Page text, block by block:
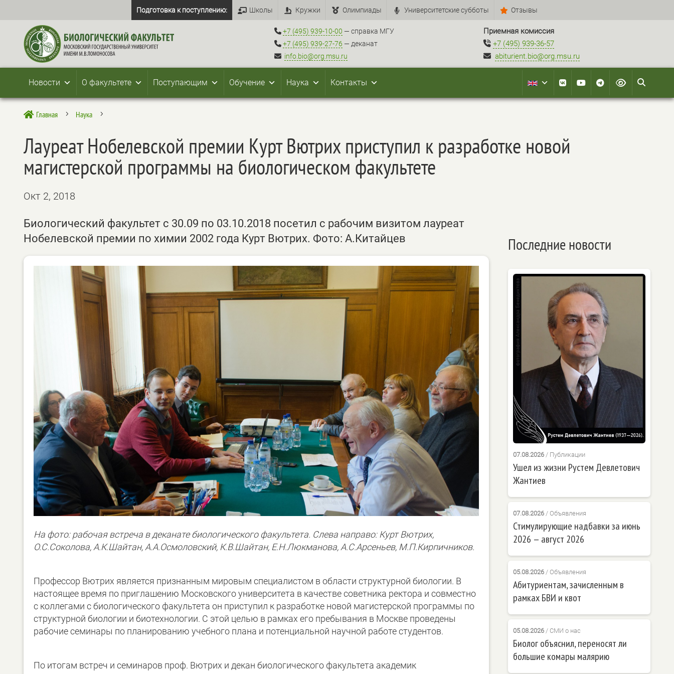
Подготовка к поступлению: Школы Кружки Олимпиады Университетские субботы Отзывы
+7 (495) 939-10-00 — справка МГУ
+7 (495) 939-27-76 — деканат
info.bio@org.msu.ru
Приемная комиссия
+7 (495) 939-36-57
abiturient.bio@org.msu.ru
Новости О факультете Поступающим Обучение Наука Контакты
 Главная 5 Наука 5
Лауреат Нобелевской премии Курт Вютрих приступил к разработке новой
магистерской программы на биологическом факультете
Окт 2, 2018
Биологический факультет c 30.09 по 03.10.2018 посетил с рабочим визитом лауреат
Нобелевской премии по химии 2002 года Курт Вютрих. Фото: А.Китайцев
На фото: рабочая встреча в деканате биологического факультета. Слева направо: Курт Вютрих,
О.С.Соколова, А.К.Шайтан, А.А.Осмоловский, К.В.Шайтан, Е.Н.Люкманова, А.С.Арсеньев, М.П.Кирпичников.
Профессор Вютрих является признанным мировым специалистом в области структурной биологии. В
настоящее время по приглашению Московского университета в качестве советника ректора и совместно
с коллегами с биологического факультета он приступил к разработке новой магистерской программы по
структурной биологии и биотехнологии. С этой целью в рамках его пребывания в Москве проведены
рабочие семинары по планированию учебного плана и потенциальной научной работе студентов.
По итогам встреч и семинаров проф. Вютрих и декан биологического факультета академик
Последние новости
07.08.2026/ Публикации
Ушел из жизни Рустем Девлетович
Жантиев
07.08.2026/ Объявления
Стимулирующие надбавки за июнь
2026 — август 2026
05.08.2026/ Объявления
Абитуриентам, зачисленным в
рамках БВИ и квот
05.08.2026/ СМИ о нас
Биолог объяснил, переносят ли
большие комары малярию